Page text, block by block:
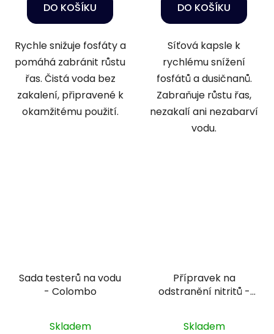
DO KOŠÍKU
Rychle snižuje fosfáty a
pomáhá zabránit růstu
řas. Čistá voda bez
zakalení, připravené k
okamžitému použití.
DO KOŠÍKU
Síťová kapsle k
rychlému snížení
fosfátů a dusičnanů.
Zabraňuje růstu řas,
nezakalí ani nezabarví
vodu.
Sada testerů na vodu
- Colombo
Skladem
Přípravek na
odstranění nitritů -
Skladem